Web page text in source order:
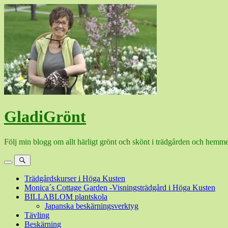
Hoppa
GladiGrönt
Följ min blogg om allt härligt grönt och skönt i trädgården och
MenySök
Trädgårdskurser i Höga Kusten
Monica´s Cottage Garden -Visningsträdgård i Höga Kusten
BILLABLOM plantskola
Japanska beskärningsverktyg
Tävling
Beskärning